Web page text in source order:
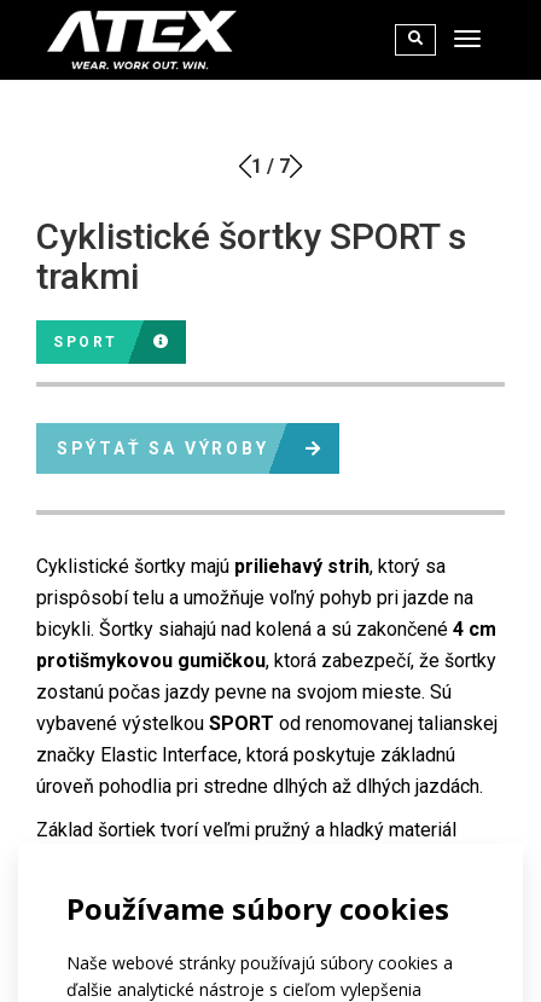
Používame súbory cookies
Naše webové stránky používajú súbory cookies a
ďalšie analytické nástroje s cieľom vylepšenia
Cyklistické šortky SPORT s
trakmi
SPORT
SPÝTAŤ SA VÝROBY
Cyklistické šortky majú priliehavý strih, ktorý sa
prispôsobí telu a umožňuje voľný pohyb pri jazde na
bicykli. Šortky siahajú nad kolená a sú zakončené 4 cm
protišmykovou gumičkou, ktorá zabezpečí, že šortky
zostanú počas jazdy pevne na svojom mieste. Sú
vybavené výstelkou SPORT od renomovanej talianskej
značky Elastic Interface, ktorá poskytuje základnú
úroveň pohodlia pri stredne dlhých až dlhých jazdách.
Základ šortiek tvorí veľmi pružný a hladký materiál
podporuje aerodynamický profil jazdca. Traky a zadná
chrbtová časť sú vyrobené z rýchloschnúceho
sieťovinového materiáluMESH CUBE, ktorý zaisťuje
vysokú priedušnosť a účinný odvod potu.
1 / 7